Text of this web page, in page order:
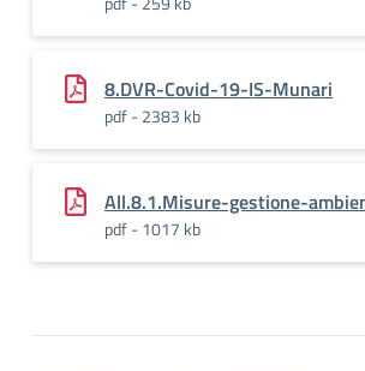
8.DVR-Covid-19-IS-Munari
pdf - 2383 kb
All.8.1.Misure-gestione-
pdf - 1017 kb